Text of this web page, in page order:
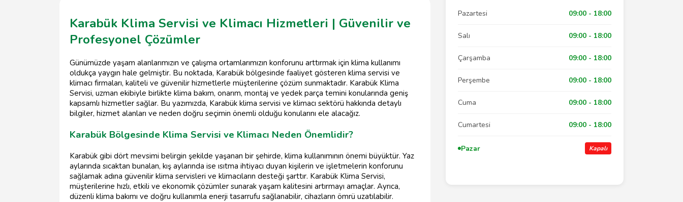
Karabük Klima Servisi ve Klimacı Hizmetleri | Güvenilir ve
Profesyonel Çözümler
Günümüzde yaşam alanlarımızın ve çalışma ortamlarımızın konforunu arttırmak için klima kullanımı
oldukça yaygın hale gelmiştir. Bu noktada, Karabük bölgesinde faaliyet gösteren klima servisi ve
klimacı firmaları, kaliteli ve güvenilir hizmetlerle müşterilerine çözüm sunmaktadır. Karabük Klima
Servisi, uzman ekibiyle birlikte klima bakım, onarım, montaj ve yedek parça temini konularında geniş
kapsamlı hizmetler sağlar. Bu yazımızda, Karabük klima servisi ve klimacı sektörü hakkında detaylı
bilgiler, hizmet alanları ve neden doğru seçimin önemli olduğu konularını ele alacağız.
Karabük Bölgesinde Klima Servisi ve Klimacı Neden Önemlidir?
Karabük gibi dört mevsimi belirgin şekilde yaşanan bir şehirde, klima kullanımının önemi büyüktür. Yaz
aylarında sıcaktan bunalan, kış aylarında ise ısıtma ihtiyacı duyan kişilerin ve işletmelerin konforunu
sağlamak adına güvenilir klima servisleri ve klimacıların desteği şarttır. Karabük Klima Servisi,
müşterilerine hızlı, etkili ve ekonomik çözümler sunarak yaşam kalitesini artırmayı amaçlar. Ayrıca,
düzenli klima bakımı ve doğru kullanımla enerji tasarrufu sağlanabilir, cihazların ömrü uzatılabilir.
Pazartesi 09:00 - 18:00
Salı 09:00 - 18:00
Çarşamba 09:00 - 18:00
Perşembe 09:00 - 18:00
Cuma 09:00 - 18:00
Cumartesi 09:00 - 18:00
Pazar Kapalı